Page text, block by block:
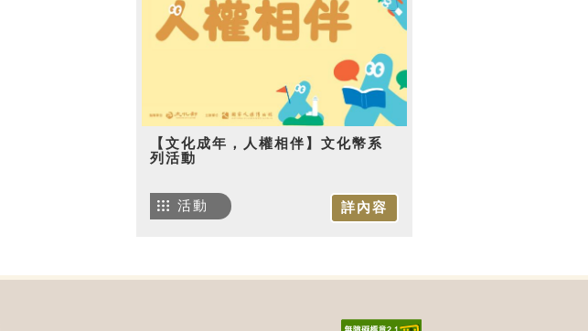
【文化成年，人權相伴】文化幣系
列活動
詳內容
活動